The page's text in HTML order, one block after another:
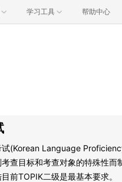
学习工具 帮助中心
(Korean Language
查目标和考查对象的特殊性
前TOPIK二级是最基本要求。